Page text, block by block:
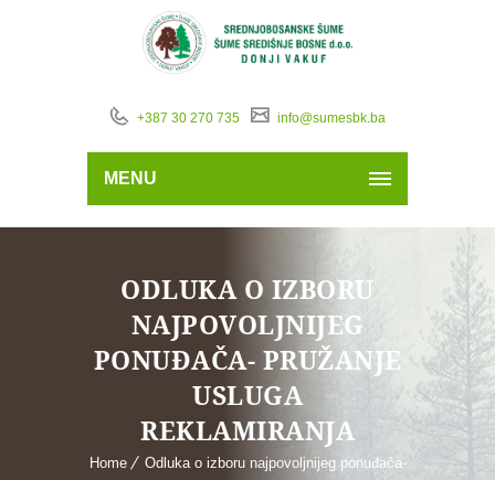
+387 30 270 735 info@sumesbk.ba
MENU
ODLUKA O IZBORU
NAJPOVOLJNIJEG
PONUĐAČA- PRUŽANJE
USLUGA
REKLAMIRANJA
Home
Odluka o izboru najpovoljnijeg ponuđača-